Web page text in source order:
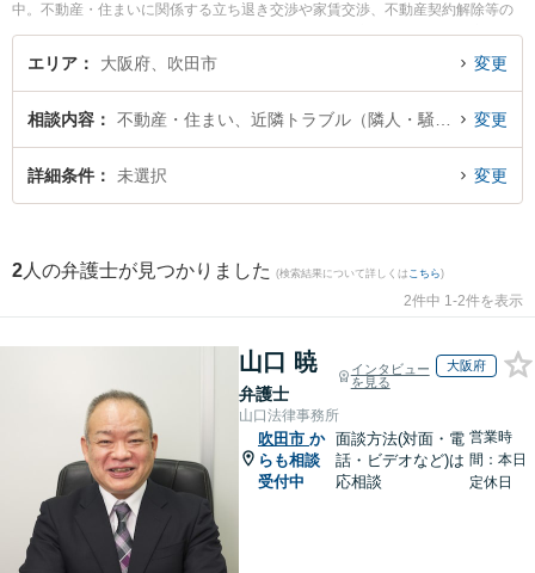
中。不動産・住まいに関係する立ち退き交渉や家賃交渉、不動産契約解除等の
細かな分野での絞り込み検索もでき便利です。特に大永法律事務所の大永 祐希
弁護士や吹田駅前法律事務所の松本 章吾弁護士のプロフィール情報や弁護士費
『近隣トラブル（隣人・騒音・ペット問題）のトラブル解決の実績豊富な近く
の弁護士を検索したい』『初回相談無料で近隣トラブル（隣人・騒音・ペット
問題）を法律相談できる吹田市内の弁護士に相談予約したい』などでお困りの
エリア 大阪府、吹田市 変更
相談内容 変更
詳細条件 未選択 変更
2 人の弁護士が見つかりました (検索結果について詳しくは こちら)
2件中 1-2件を表示
山口 暁
弁護士
インタビュー
を見る
大阪府
山口法律事務所
吹田市 か
らも相談
受付中
面談方法(対面・電
話・ビデオなど)は
応相談
営業時
間：本日
定休日